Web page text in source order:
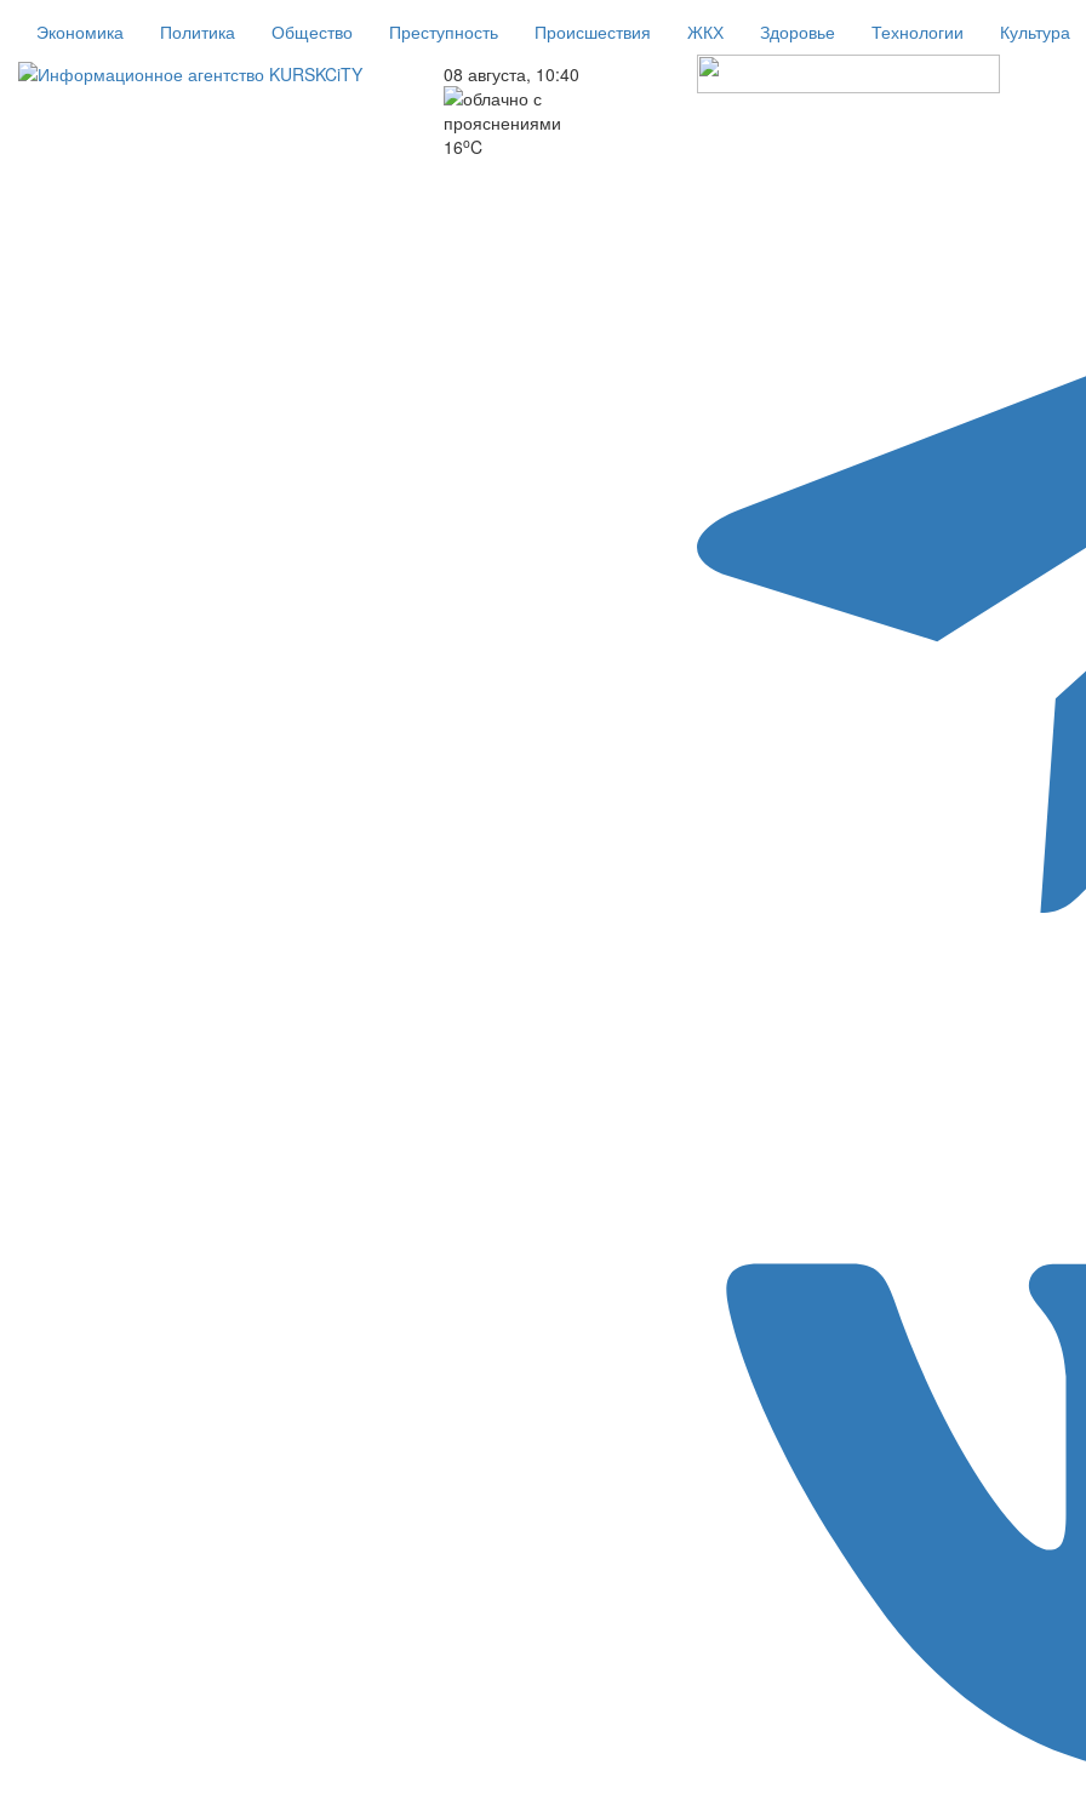
Экономика Политика Общество Преступность Происшествия ЖКХ Здоровье Технологии Культура
08 августа, 10:40
16oC